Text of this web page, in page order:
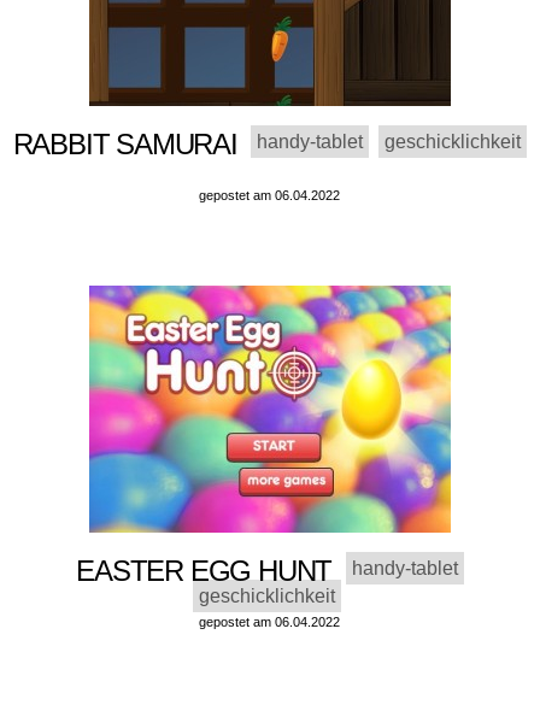
RABBIT SAMURAI handy-tablet geschicklichkeit
gepostet am 06.04.2022
EASTER EGG HUNT
handy-tablet
geschicklichkeit
gepostet am 06.04.2022